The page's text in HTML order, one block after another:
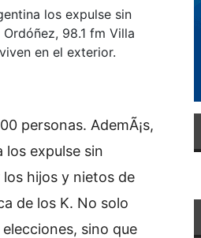
los expulse sin
98.1 fm Villa
en el exterior.
personas. AdemÃ¡s,
los expulse sin
hijos y nietos de
de los K. No solo
sino que